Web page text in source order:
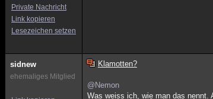
Private Nachricht
Link kopieren
Lesezeichen setzen
sidnew
ehemaliges Mitglied
Klamotten?
@Nemon
Was weiss ich, wie man das nennt.